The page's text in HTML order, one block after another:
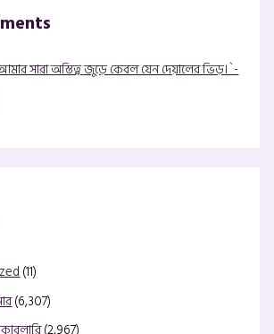
সারা অস্তিত্ব জুড়ে কেবল যেন দেয়ালের ভিড়।`-
(11)
(6,307)